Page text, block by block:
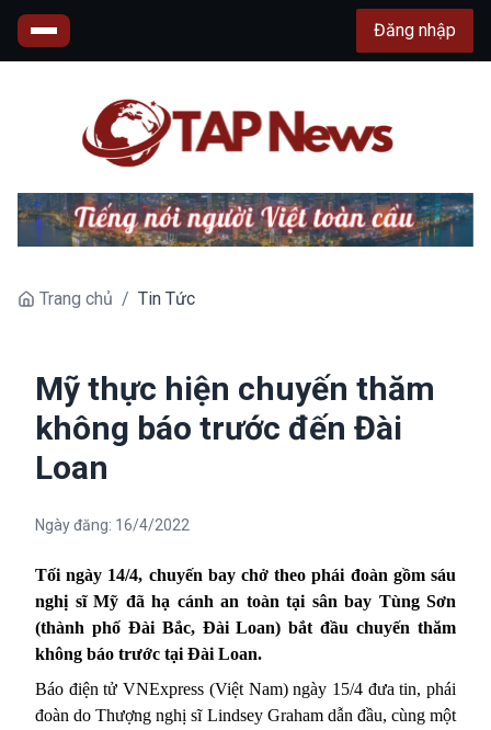
Đăng nhập
Trang chủ / Tin Tức
Mỹ thực hiện chuyến thăm
không báo trước đến Đài
Loan
Ngày đăng: 16/4/2022
Tối ngày 14/4, chuyến bay chở theo phái đoàn gồm sáu
nghị sĩ Mỹ đã hạ cánh an toàn tại sân bay Tùng Sơn
(thành phố Đài Bắc, Đài Loan) bắt đầu chuyến thăm
không báo trước tại Đài Loan.
Báo điện tử VNExpress (Việt Nam) ngày 15/4 đưa tin, phái
đoàn do Thượng nghị sĩ Lindsey Graham dẫn đầu, cùngmột